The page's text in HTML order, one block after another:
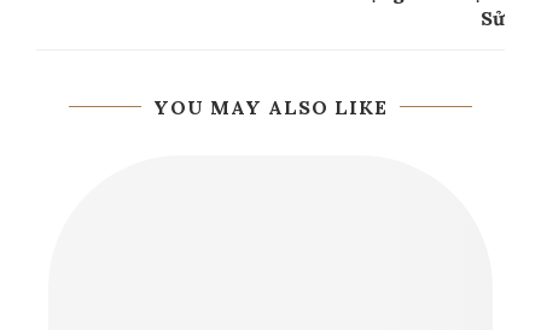
Sử
YOU MAY ALSO LIKE